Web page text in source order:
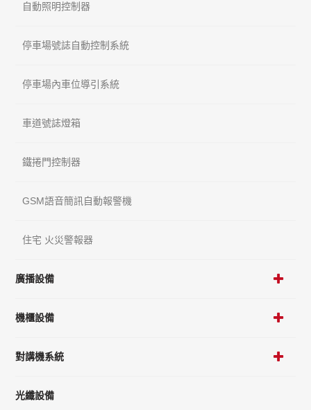
自動照明控制器
停車場號誌自動控制系統
停車場內車位導引系統
車道號誌燈箱
鐵捲門控制器
GSM語音簡訊自動報警機
住宅 火災警報器
廣播設備
機櫃設備
對講機系統
光纖設備